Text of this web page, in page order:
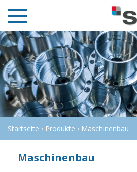
Unternehmen
Produkte
Qualität & Zertifikate
Jobs
Startseite › Produkte › Maschinenbau
Maschinenbau